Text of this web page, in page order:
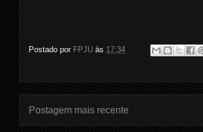
Postado por FPJU às 17:34
Postagem mais recente